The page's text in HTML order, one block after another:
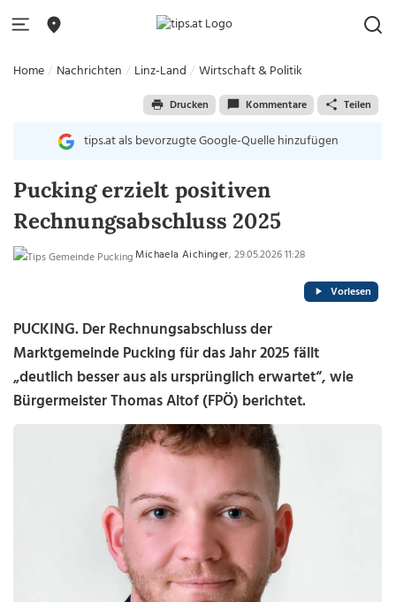
Home Nachrichten Linz-Land Wirtschaft & Politik
Drucken Kommentare Teilen
tips.at als bevorzugte Google-Quelle hinzufügen
Pucking erzielt positiven
Rechnungsabschluss 2025
Michaela Aichinger, 29.05.2026 11:28
Vorlesen
PUCKING. Der Rechnungsabschluss der
Marktgemeinde Pucking für das Jahr 2025 fällt
„deutlich besser aus als ursprünglich erwartet“, wie
Bürgermeister Thomas Altof (FPÖ) berichtet.